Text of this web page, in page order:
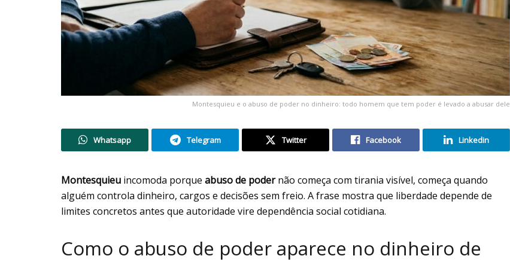
Montesquieu e o abuso de poder no dinheiro: todo homem que tem poder é levado a abusar dele
Whatsapp Telegram Twitter Facebook Linkedin
Montesquieu incomoda porque abuso de podernão começa com tirania visível, começa quando
alguém controla dinheiro, cargos e decisões sem freio. A frase mostra que liberdade depende de
limites concretos antes que autoridade vire dependência social cotidiana.
Como o abuso de poder aparece no dinheiro de